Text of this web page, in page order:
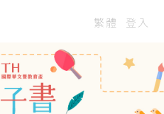
繁體 登入